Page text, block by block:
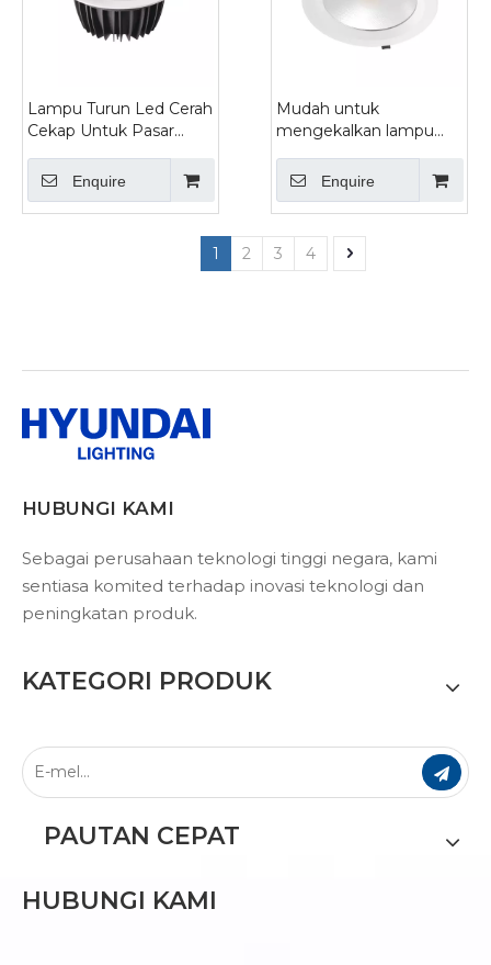
Lampu Turun Led Cerah
Cekap Untuk Pasar
Enquire
Mudah untuk
mengekalkan lampu
hotel
Enquire
1 2 3 4
HUBUNGI KAMI
Sebagai perusahaan teknologi tinggi negara, kami
sentiasa komited terhadap inovasi teknologi dan
peningkatan produk.
KATEGORI PRODUK
PAUTAN CEPAT
HUBUNGI KAMI